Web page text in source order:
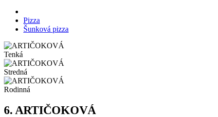
Pizza
Šunková pizza
Tenká
Stredná
Rodinná
6. ARTIČOKOVÁ